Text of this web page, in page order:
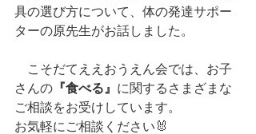
具の選び方について、体の発達サポー
ターの原先生がお話しました。
こそだてええおうえん会では、お子
さんの 『食べる』 に関するさまざまな
ご相談をお受けしています。
お気軽にご相談ください🐰